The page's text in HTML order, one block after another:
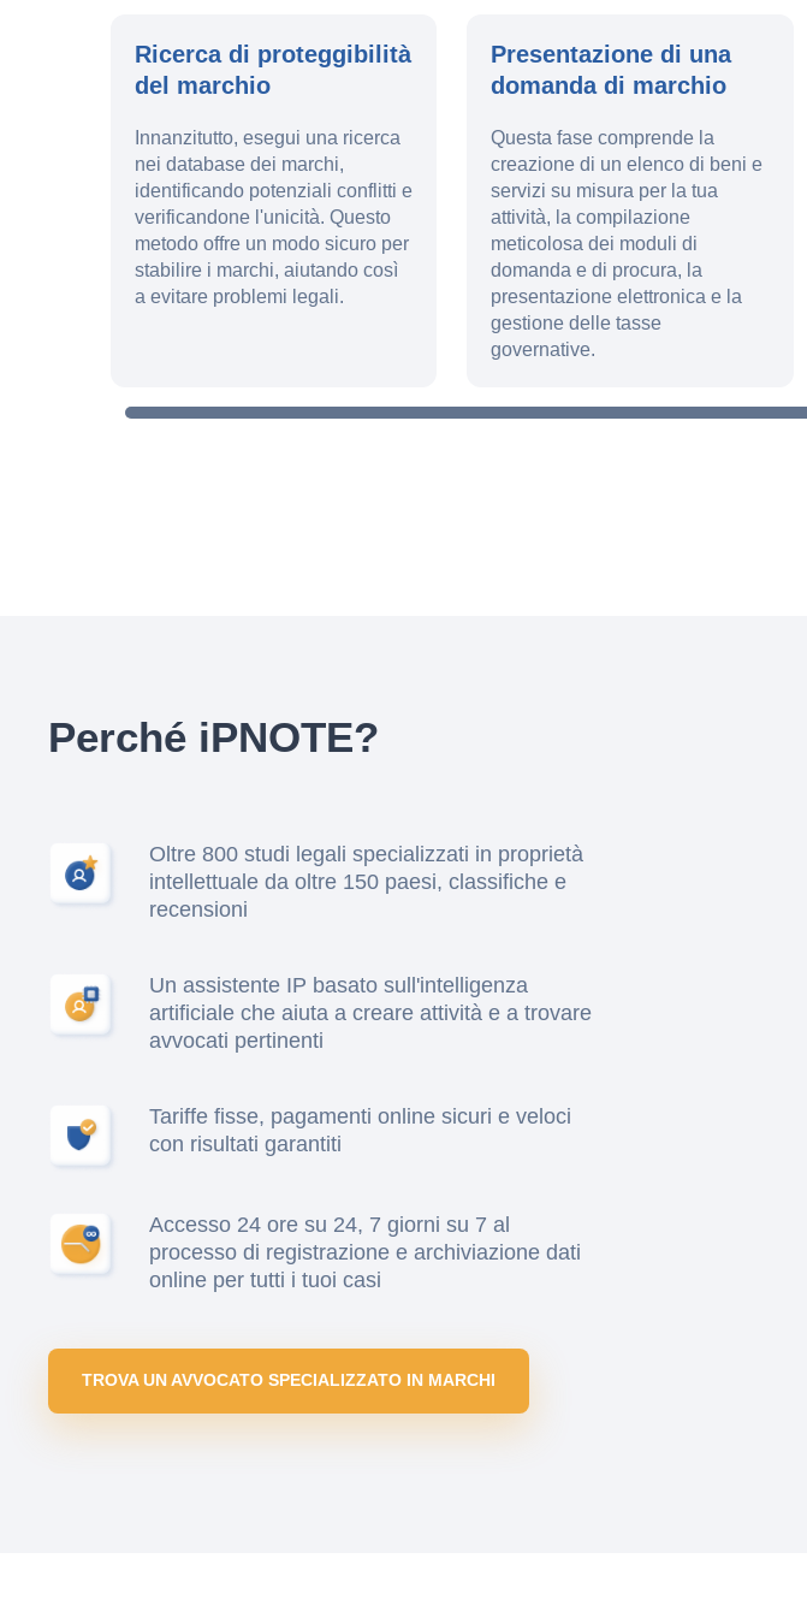
Ricerca di proteggibilità
del marchio
Innanzitutto, esegui una ricerca
nei database dei marchi,
identificando potenziali conflitti e
verificandone l'unicità. Questo
metodo offre un modo sicuro per
stabilire i marchi, aiutando così
a evitare problemi legali.
Presentazione di una
domanda di marchio
Questa fase comprende la
creazione di un elenco di beni e
servizi su misura per la tua
attività, la compilazione
meticolosa dei moduli di
domanda e di procura, la
presentazione elettronica e la
gestione delle tasse
governative.
Perché iPNOTE?
Oltre 800 studi legali specializzati in proprietà
intellettuale da oltre 150 paesi, classifiche e
recensioni
Un assistente IP basato sull'intelligenza
artificiale che aiuta a creare attività e a trovare
avvocati pertinenti
Tariffe fisse, pagamenti online sicuri e veloci
con risultati garantiti
Accesso 24 ore su 24, 7 giorni su 7 al
processo di registrazione e archiviazione dati
online per tutti i tuoi casi
TROVA UN AVVOCATO SPECIALIZZATO IN MARCHI